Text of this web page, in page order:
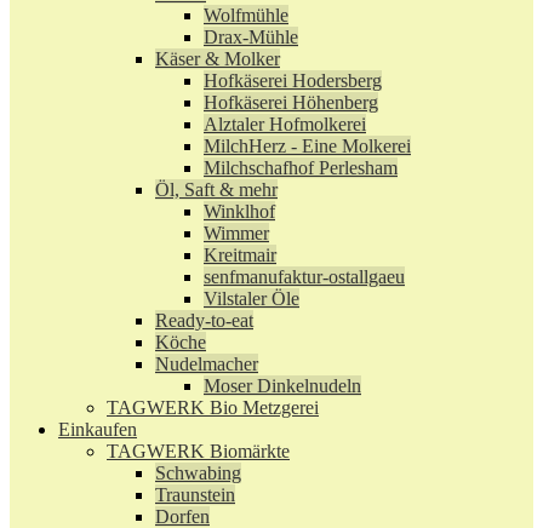
Wolfmühle
Drax-Mühle
Käser & Molker
Hofkäserei Hodersberg
Hofkäserei Höhenberg
Alztaler Hofmolkerei
MilchHerz - Eine Molkerei
Milchschafhof Perlesham
Öl, Saft & mehr
Winklhof
Wimmer
Kreitmair
senfmanufaktur-ostallgaeu
Vilstaler Öle
Ready-to-eat
Köche
Nudelmacher
Moser Dinkelnudeln
TAGWERK Bio Metzgerei
Einkaufen
TAGWERK Biomärkte
Schwabing
Traunstein
Dorfen